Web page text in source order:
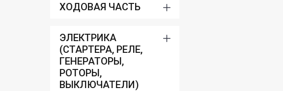
ХОДОВАЯ ЧАСТЬ
ЭЛЕКТРИКА
(СТАРТЕРА, РЕЛЕ,
ГЕНЕРАТОРЫ,
РОТОРЫ,
ВЫКЛЮЧАТЕЛИ)